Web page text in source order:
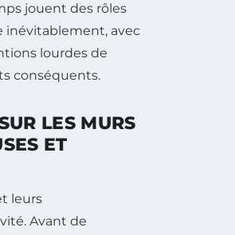
jouent des rôles
inévitablement, avec
lourdes de
conséquents.
LES MURS
ET
leurs
Avant de